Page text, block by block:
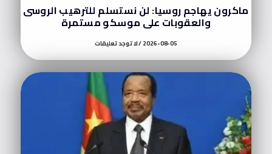
ماكرون يهاجم روسيا: لن نستسلم للترهيب الروسى
والعقوبات على موسكو مستمرة
2026-08-05 لا توجد تعليقات